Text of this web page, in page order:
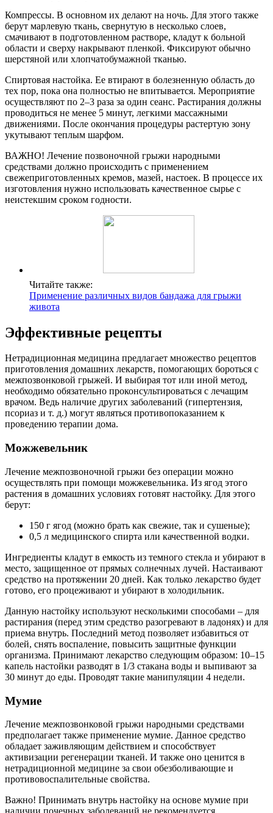
Компрессы. В основном их делают на ночь. Для этого также
берут марлевую ткань, свернутую в несколько слоев,
смачивают в подготовленном растворе, кладут к больной
области и сверху накрывают пленкой. Фиксируют обычно
шерстяной или хлопчатобумажной тканью.
Спиртовая настойка. Ее втирают в болезненную область до
тех пор, пока она полностью не впитывается. Мероприятие
осуществляют по 2–3 раза за один сеанс. Растирания должны
проводиться не менее 5 минут, легкими массажными
движениями. После окончания процедуры растертую зону
укутывают теплым шарфом.
ВАЖНО! Лечение позвоночной грыжи народными
средствами должно происходить с применением
свежеприготовленных кремов, мазей, настоек. В процессе их
изготовления нужно использовать качественное сырье с
неистекшим сроком годности.
Читайте также:
Применение различных видов бандажа для грыжи
живота
Эффективные рецепты
Нетрадиционная медицина предлагает множество рецептов
приготовления домашних лекарств, помогающих бороться с
межпозвонковой грыжей. И выбирая тот или иной метод,
необходимо обязательно проконсультироваться с лечащим
врачом. Ведь наличие других заболеваний (гипертензия,
псориаз и т. д.) могут являться противопоказанием к
проведению терапии дома.
Можжевельник
Лечение межпозвоночной грыжи без операции можно
осуществлять при помощи можжевельника. Из ягод этого
растения в домашних условиях готовят настойку. Для этого
берут:
150 г ягод (можно брать как свежие, так и сушеные);
0,5 л медицинского спирта или качественной водки.
Ингредиенты кладут в емкость из темного стекла и убирают в
место, защищенное от прямых солнечных лучей. Настаивают
средство на протяжении 20 дней. Как только лекарство будет
готово, его процеживают и убирают в холодильник.
Данную настойку используют несколькими способами – для
растирания (перед этим средство разогревают в ладонях) и для
приема внутрь. Последний метод позволяет избавиться от
болей, снять воспаление, повысить защитные функции
организма. Принимают лекарство следующим образом: 10–15
капель настойки разводят в 1/3 стакана воды и выпивают за
30 минут до еды. Проводят такие манипуляции 4 недели.
Мумие
Лечение межпозвонковой грыжи народными средствами
предполагает также применение мумие. Данное средство
обладает заживляющим действием и способствует
активизации регенерации тканей. И также оно ценится в
нетрадиционной медицине за свои обезболивающие и
противовоспалительные свойства.
Важно! Принимать внутрь настойку на основе мумие при